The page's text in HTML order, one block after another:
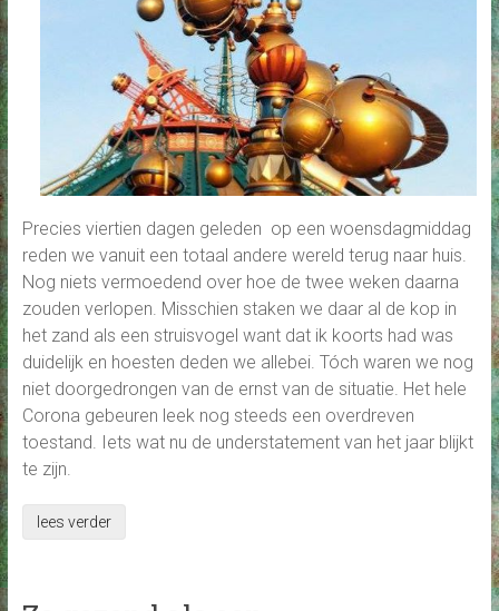
Precies viertien dagen geleden op een woensdagmiddag
reden we vanuit een totaal andere wereld terug naar huis.
Nog niets vermoedend over hoe de twee weken daarna
zouden verlopen. Misschien staken we daar al de kop in
het zand als een struisvogel want dat ik koorts had was
duidelijk en hoesten deden we allebei. Tóch waren we nog
niet doorgedrongen van de ernst van de situatie. Het hele
Corona gebeuren leek nog steeds een overdreven
toestand. Iets wat nu de understatement van het jaar blijkt
te zijn.
lees verder